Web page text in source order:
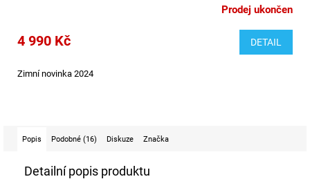
Prodej ukončen
4 990 Kč DETAIL
Zimní novinka 2024
Popis Podobné (16) Diskuze Značka
Detailní popis produktu